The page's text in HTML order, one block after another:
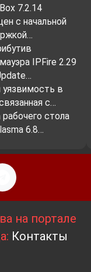
7.2.14
с начальной
IPFire 2.29
уязвимость в
с…
стола
6.8…
на портале
Контакты